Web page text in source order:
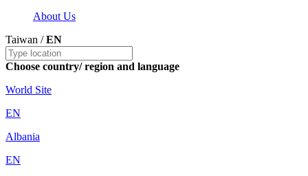
About Us
Taiwan /EN
Choose country/ region and language
World Site
EN
Albania
EN